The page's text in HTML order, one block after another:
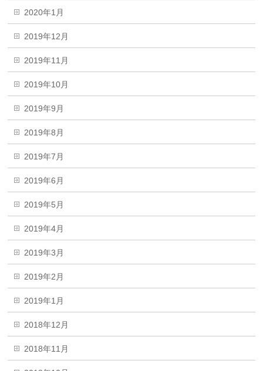
2020年1月
2019年12月
2019年11月
2019年10月
2019年9月
2019年8月
2019年7月
2019年6月
2019年5月
2019年4月
2019年3月
2019年2月
2019年1月
2018年12月
2018年11月